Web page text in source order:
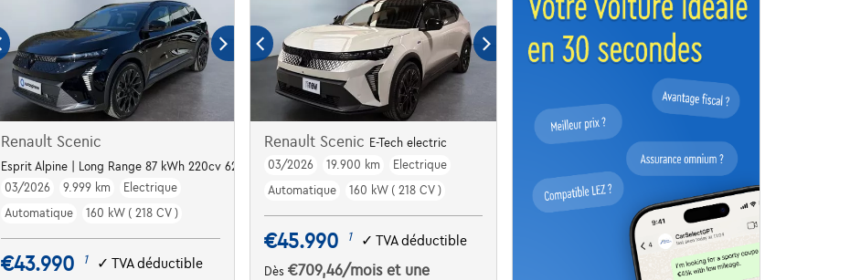
Renault Scenic
Esprit Alpine | Long Range 87 kWh 220cv 625 kms Clim | Cruise l Alu
03/2026
9.999 km
Electrique
Automatique
160 kW ( 218 CV )
€43.990 1 ✓TVA déductible
Renault Scenic E-Tech electric
03/2026
19.900 km
Electrique
Automatique
160 kW ( 218 CV )
€45.990 1 ✓ TVA déductible
Dès €709,46/mois et une